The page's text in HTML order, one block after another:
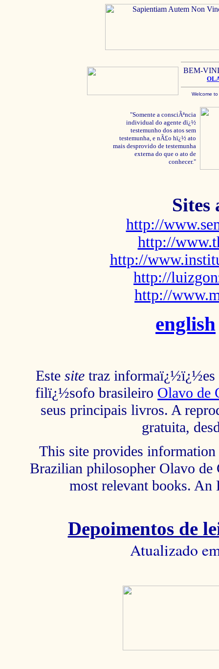
BEM-
Welcome
"Somente a consciÃªncia
individual do agente dï¿½
testemunho dos atos sem
testemunha, e nÃ£o hï¿½ ato
mais desprovido de testemunha
externa do que o ato de
conhecer."
Sites
http://
http://
http://
http://
http://
english
Este site traz informaï¿½ï¿½es
filï¿½sofo brasileiro Olavo de
seus principais livros. A
gratuita,
This site provides
Brazilian philosopher Olavo de
most relevant books.
Depoimentos de
Atualizado